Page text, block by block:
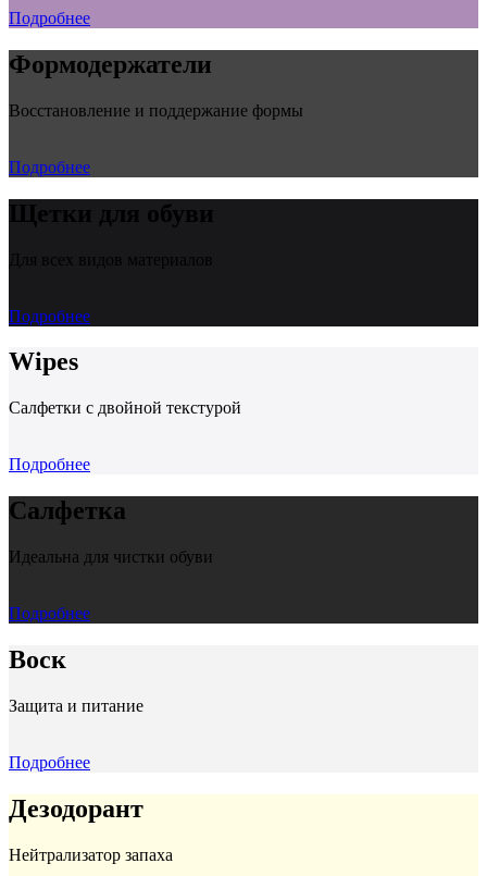
Подробнее
Формодержатели
Восстановление и поддержание формы
Подробнее
Щетки для обуви
Для всех видов материалов
Подробнее
Wipes
Салфетки с двойной текстурой
Подробнее
Салфетка
Идеальна для чистки обуви
Подробнее
Воск
Защита и питание
Подробнее
Дезодорант
Нейтрализатор запаха